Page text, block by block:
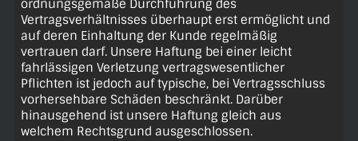
ordnungsgemäße Durchführung des
Vertragsverhältnisses überhaupt erst ermöglicht und
auf deren Einhaltung der Kunde regelmäßig
vertrauen darf. Unsere Haftung bei einer leicht
fahrlässigen Verletzung vertragswesentlicher
Pflichten ist jedoch auf typische, bei Vertragsschluss
vorhersehbare Schäden beschränkt. Darüber
hinausgehend ist unsere Haftung gleich aus
welchem Rechtsgrund ausgeschlossen.